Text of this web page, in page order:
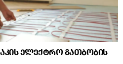
ელექტრო გათბობის